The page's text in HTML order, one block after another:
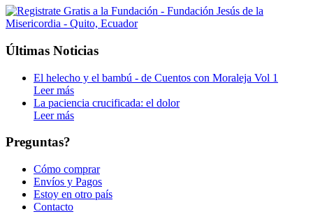
Últimas Noticias
El helecho y el bambú - de Cuentos con Moraleja Vol 1
Leer más
La paciencia crucificada: el dolor
Leer más
Preguntas?
Cómo comprar
Envíos y Pagos
Estoy en otro país
Contacto